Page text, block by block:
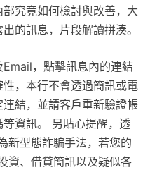
究竟如何檢討與改善，大
的訊息，片段解讀拼湊。
，點擊訊息內的連結
，本行不會透過簡訊或電
結，並請客戶重新驗證帳
資訊。 另貼心提醒，透
新型態詐騙手法，若您的
資、借貸簡訊以及疑似各